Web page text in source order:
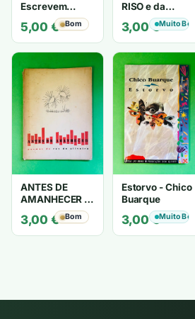
Escrevem
Cartas de Amor
- Mário
Zambujal
5,00 € Bom
RISO e da
LOUCURA
3,00€Muito Bom
ANTES DE
AMANHECER -
ruy de oliveira
3,00 € Bom
Estorvo - Chico
Buarque
3,00€Muito Bom